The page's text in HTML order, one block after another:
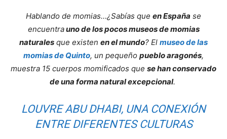
Hablando de momias…¿Sabías que en España se
encuentrauno de los pocos museos de momias
naturales que existen en el mundo? El museo de las
momias de Quinto, un pequeño pueblo aragonés,
muestra 15 cuerpos momificados que se han conservado
de una forma natural excepcional.
LOUVRE ABU DHABI, UNA CONEXIÓN
ENTRE DIFERENTES CULTURAS